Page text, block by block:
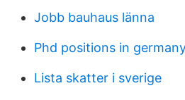
Jobb bauhaus länna
Phd positions in
Lista skatter i sverige